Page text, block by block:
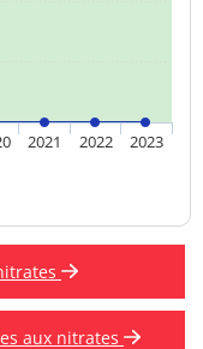
2021 2022 2023
aux nitrates